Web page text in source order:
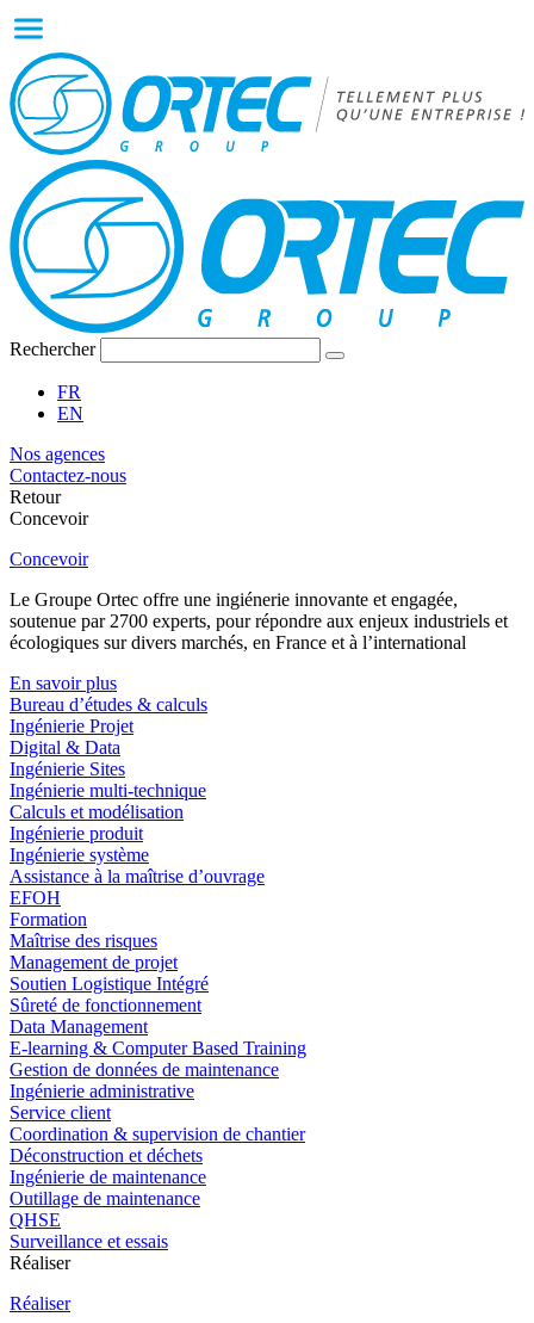
Rechercher
FR
EN
Nos agences
Contactez-nous
Retour
Concevoir
Concevoir
Le Groupe Ortec offre une ingiénerie innovante et engagée,
soutenue par 2700 experts, pour répondre aux enjeux industriels et
écologiques sur divers marchés, en France et à l’international
En savoir plus
Bureau d’études & calculs
Ingénierie Projet
Digital & Data
Ingénierie Sites
Ingénierie multi-technique
Calculs et modélisation
Ingénierie produit
Ingénierie système
Assistance à la maîtrise d’ouvrage
EFOH
Formation
Maîtrise des risques
Management de projet
Soutien Logistique Intégré
Sûreté de fonctionnement
Data Management
E-learning & Computer Based Training
Gestion de données de maintenance
Ingénierie administrative
Service client
Coordination & supervision de chantier
Déconstruction et déchets
Ingénierie de maintenance
Outillage de maintenance
QHSE
Surveillance et essais
Réaliser
Réaliser